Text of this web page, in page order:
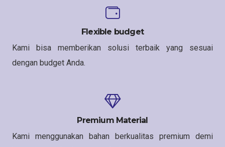
Flexible budget
Kami bisa memberikan solusi terbaik yang sesuai
dengan budget Anda.
Premium Material
Kami menggunakan bahan berkualitas premium demi